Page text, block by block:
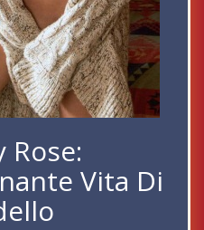
Rose:
Vita Di